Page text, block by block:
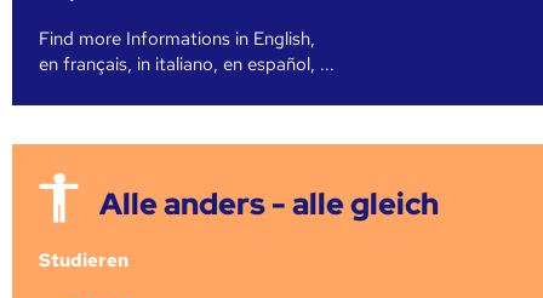
Find more Informations in English,
en français, in italiano, en español, ...
Alle anders - alle gleich
Studieren